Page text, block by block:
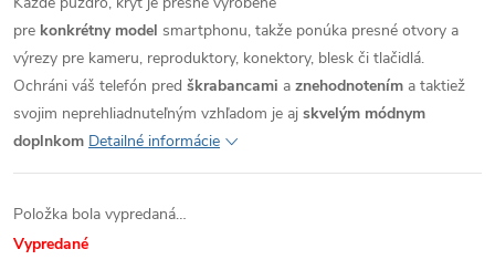
pre konkrétny model smartphonu, takže ponúka presné otvory a
výrezy pre kameru, reproduktory, konektory, blesk či tlačidlá.
Ochráni váš telefón pred škrabancami a znehodnotením a taktiež
svojim neprehliadnuteľným vzhľadom je aj skvelým módnym
doplnkom Detailné informácie
Položka bola vypredaná…
Vypredané